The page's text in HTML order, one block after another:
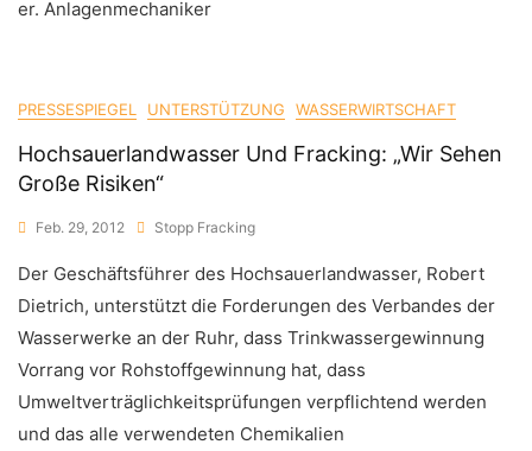
er. Anlagenmechaniker
PRESSESPIEGEL UNTERSTÜTZUNG WASSERWIRTSCHAFT
Hochsauerlandwasser Und Fracking: „Wir Sehen
Große Risiken“
Feb. 29, 2012 Stopp Fracking
Der Geschäftsführer des Hochsauerlandwasser, Robert
Dietrich, unterstützt die Forderungen des Verbandes der
Wasserwerke an der Ruhr, dass Trinkwassergewinnung
Vorrang vor Rohstoffgewinnung hat, dass
Umweltverträglichkeitsprüfungen verpflichtend werden
und das alle verwendeten Chemikalien